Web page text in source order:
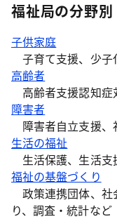
福祉局の分野別
子供家庭
子育て支援、少子
高齢者
高齢者支援認知症
障害者
障害者自立支援、
生活の福祉
生活保護、生活支
福祉の基盤づくり
政策連携団体、社
り、調査・統計など